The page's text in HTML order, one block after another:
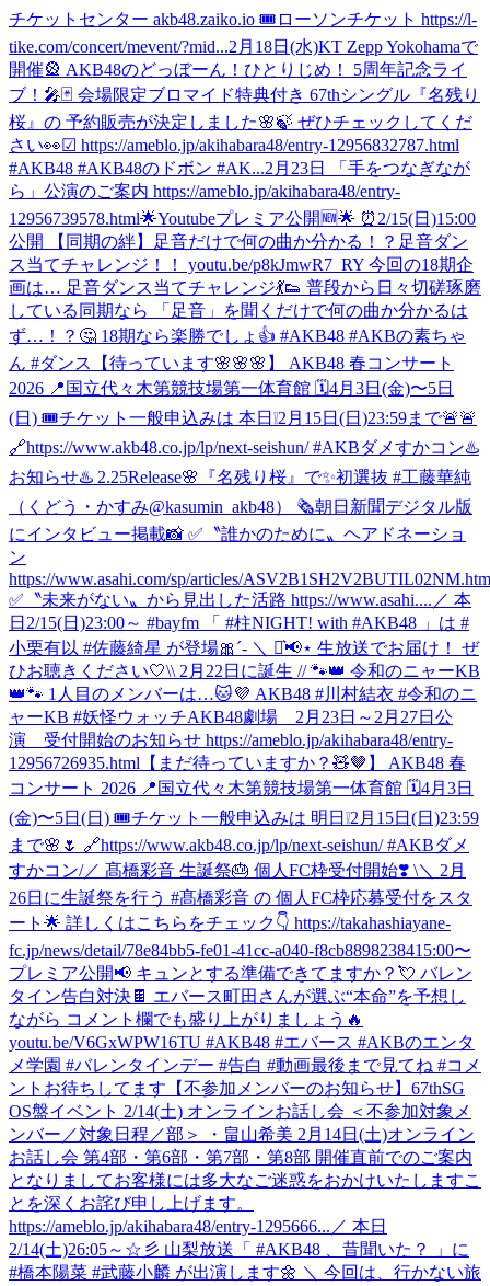
チケットセンター akb48.zaiko.io 🎟ローソンチケット https://l-
tike.com/concert/mevent/?mid...2月18日(水)KT Zepp Yokohamaで
開催🎡 AKB48のどっぼーん！ひとりじめ！ 5周年記念ライ
ブ！🎤🃏 会場限定ブロマイド特典付き 67thシングル『名残り
桜』の 予約販売が決定しました🌸🍃 ぜひチェックしてくだ
さい👀☑︎ https://ameblo.jp/akihabara48/entry-12956832787.html
#AKB48 #AKB48のドボン #AK...2月23日 「手をつなぎなが
ら」公演のご案内 https://ameblo.jp/akihabara48/entry-
12956739578.html🌟Youtubeプレミア公開🆕🌟 ⏰2/15(日)15:00
公開 【同期の絆】足音だけで何の曲か分かる！？足音ダン
ス当てチャレンジ！！ youtu.be/p8kJmwR7_RY 今回の18期企
画は… 足音ダンス当てチャレンジ💃👟 普段から日々切磋琢磨
している同期なら 「足音」を聞くだけで何の曲か分かるは
ず…！？🤔 18期なら楽勝でしょ👍 #AKB48 #AKBの素ちゃ
ん #ダンス
【待っています🌸🌸🌸】 AKB48 春コンサート
2026 📍国立代々木第競技場第一体育館 🗓️4月3日(金)〜5日
(日) 🎟️チケット一般申込みは 本日❕2月15日(日)23:59まで🚨🚨
🔗https://www.akb48.co.jp/lp/next-seishun/ #AKBダメすかコン♨️
お知らせ♨️ 2.25Release🌸『名残り桜』で✨初選抜 #工藤華純
（くどう・かすみ@kasumin_akb48） 🗞朝日新聞デジタル版
にインタビュー掲載📸 ✅〝誰かのために〟ヘアドネーショ
ン
https://www.asahi.com/sp/articles/
✅〝未来がない〟から見出した活路 https://www.asahi.... ／ 本
日2/15(日)23:00～ #bayfm 「 #柱NIGHT! with #AKB48 」は #
小栗有以 #佐藤綺星 が登場🎀´‐ ＼ ⋆͛📢⋆ 生放送でお届け！ ぜ
ひお聴きください🤍\\ 2月22日に誕生 // 🐾👑 令和のニャーKB
👑🐾 1人目のメンバーは…🐱💜 AKB48 #川村結衣 #令和のニ
ャーKB #妖怪ウォッチAKB48劇場 2月23日～2月27日公
演 受付開始のお知らせ https://ameblo.jp/akihabara48/entry-
12956726935.html 【まだ待っていますか？🧸🤎】 AKB48 春
コンサート 2026 📍国立代々木第競技場第一体育館 🗓️4月3日
(金)〜5日(日) 🎟️チケット一般申込みは 明日❕2月15日(日)23:59
まで🌸🌷 🔗https://www.akb48.co.jp/lp/next-seishun/ #AKBダメ
すかコン/／ 髙橋彩音 生誕祭🎂 個人FC枠受付開始❣️ \＼ 2月
26日に生誕祭を行う #髙橋彩音 の 個人FC枠応募受付をスタ
ート🌟 詳しくはこちらをチェック👇 https://takahashiayane-
fc.jp/news/detail/78e84bb5-fe01-41cc-a040-f8cb8898238415:00〜
プレミア公開📢 キュンとする準備できてますか？💘 バレン
タイン告白対決🍫 エバース町田さんが選ぶ“本命”を予想し
ながら コメント欄でも盛り上がりましょう🔥
youtu.be/V6GxWPW16TU #AKB48 #エバース #AKBのエンタ
メ学園 #バレンタインデー #告白 #動画最後まで見てね #コメ
ントお待ちしてます 【不参加メンバーのお知らせ】67thSG
OS盤イベント 2/14(土) オンラインお話し会 ＜不参加対象メ
ンバー／対象日程／部＞ ・畠山希美 2月14日(土)オンライン
お話し会 第4部・第6部・第7部・第8部 開催直前でのご案内
となりましてお客様には多大なご迷惑をおかけいたしますこ
とを深くお詫び申し上げます。
https://ameblo.jp/akihabara48/entry-1295666... ／ 本日
2/14(土)26:05～☆彡 山梨放送「 #AKB48 、昔聞いた？ 」に
#橋本陽菜 #武藤小麟 が出演します🌼 ＼ 今回は、行かない旅